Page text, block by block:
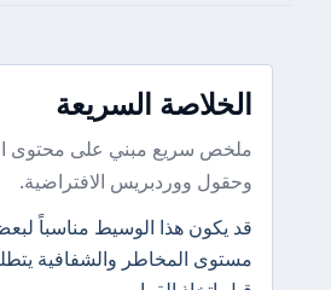
الخلاصة السريعة
ملخص سريع مبني على محتوى
وحقول ووردبريس الافتراضية.
قد يكون هذا الوسيط مناسباً
مستوى المخاطر والشفافية